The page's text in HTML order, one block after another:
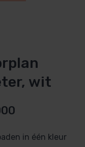
wit
in één kleur